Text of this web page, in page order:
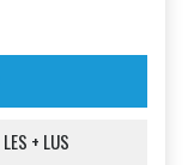
LES + LUS